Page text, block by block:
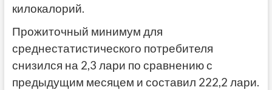
килокалорий.
Прожиточный минимум для
среднестатистического потребителя
снизился на 2,3 лари по сравнению с
предыдущим месяцем и составил 222,2 лари.